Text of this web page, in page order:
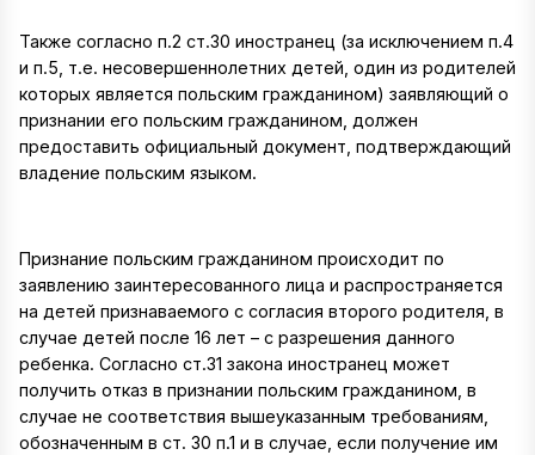
Также согласно п.2 ст.30 иностранец (за исключением п.4
и п.5, т.е. несовершеннолетних детей, один из родителей
которых является польским гражданином) заявляющий о
признании его польским гражданином, должен
предоставить официальный документ, подтверждающий
владение польским языком.
Признание польским гражданином происходит по
заявлению заинтересованного лица и распространяется
на детей признаваемого с согласия второго родителя, в
случае детей после 16 лет – с разрешения данного
ребенка. Согласно ст.31 закона иностранец может
получить отказ в признании польским гражданином, в
случае не соответствия вышеуказанным требованиям,
обозначенным в ст. 30 п.1 и в случае, если получение им